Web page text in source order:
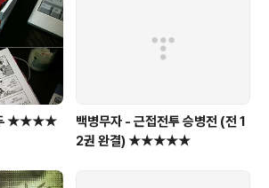
아의 TV시장 접수(?)도 충분
내에도 매장이 들어서는 2013
두 ★★★★
백병무자 - 근접전투 승병전 (전 1
2권 완결) ★★★★★